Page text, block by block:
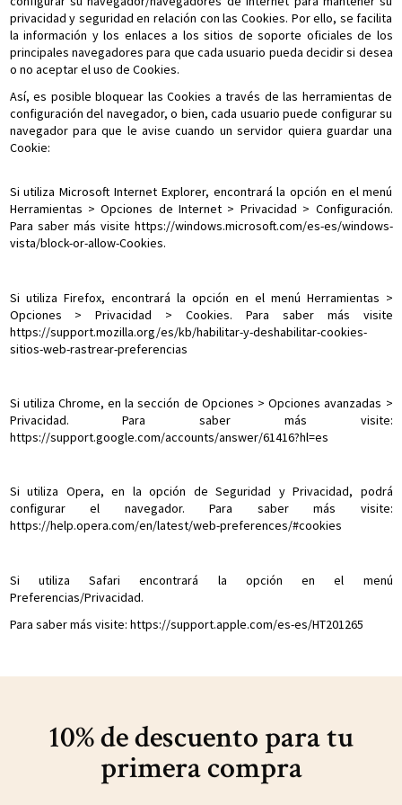
privacidad y seguridad en relación con las Cookies. Por ello, se facilita
la información y los enlaces a los sitios de soporte oficiales de los
principales navegadores para que cada usuario pueda decidir si desea
o no aceptar el uso de Cookies.
Así, es posible bloquear las Cookies a través de las herramientas de
configuración del navegador, o bien, cada usuario puede configurar su
navegador para que le avise cuando un servidor quiera guardar una
Cookie:
Si utiliza Microsoft Internet Explorer, encontrará la opción en el menú
Herramientas > Opciones de Internet > Privacidad > Configuración.
Para saber más visite https://windows.microsoft.com/es-es/windows-
vista/block-or-allow-Cookies.
Si utiliza Firefox, encontrará la opción en el menú Herramientas >
Opciones > Privacidad > Cookies. Para saber más visite
https://support.mozilla.org/es/kb/habilitar-y-deshabilitar-cookies-
sitios-web-rastrear-preferencias
Si utiliza Chrome, en la sección de Opciones > Opciones avanzadas >
Privacidad. Para saber más visite:
https://support.google.com/accounts/answer/61416?hl=es
Si utiliza Opera, en la opción de Seguridad y Privacidad, podrá
configurar el navegador. Para saber más visite:
https://help.opera.com/en/latest/web-preferences/#cookies
Si utiliza Safari encontrará la opción en el menú
Preferencias/Privacidad.
Para saber más visite: https://support.apple.com/es-es/HT201265
10% de descuento paratu
primera compra